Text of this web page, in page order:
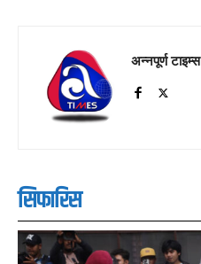
अन्नपूर्ण टाइम्स
सिफारिस